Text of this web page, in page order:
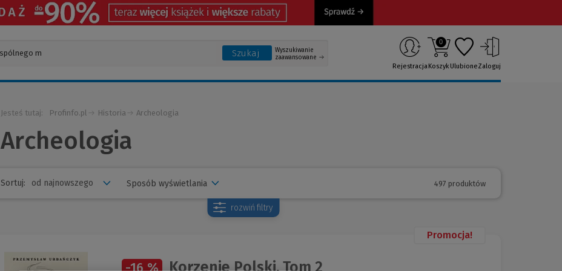
Szukaj
Wyszukiwanie
zaawansowane
Rejestracja
0
KoszykUlubioneZaloguj
Jesteś tutaj: Profinfo.pl Historia Archeologia
Archeologia
Sortuj: Sposób wyświetlania 497 produktów
rozwiń filtry
Promocja!
Korzenie Polski. Tom 2